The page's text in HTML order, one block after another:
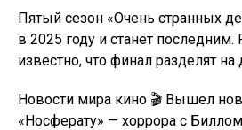
Пятый сезон «Очень странных
в 2025 году и станет последним.
известно, что финал разделят на
Новости мира кино 🎬 Вышел
«Носферату» — хоррора с